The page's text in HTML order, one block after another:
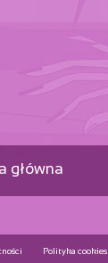
główna
Polityka cookies